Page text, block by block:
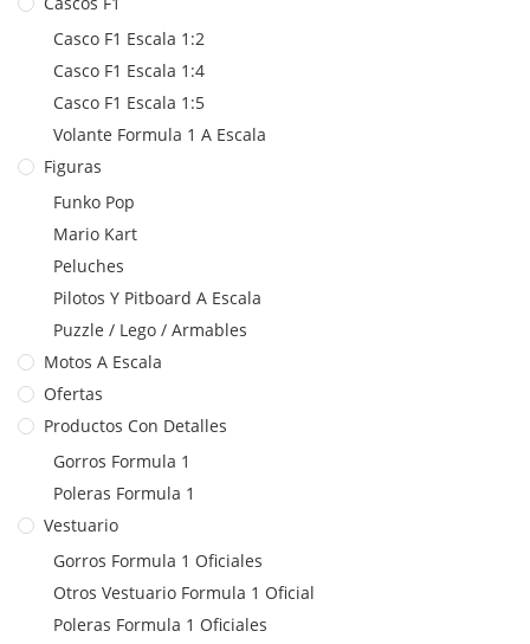
Casco F1 Escala 1:2
Casco F1 Escala 1:4
Casco F1 Escala 1:5
Volante Formula 1 A Escala
Figuras
Funko Pop
Mario Kart
Peluches
Pilotos Y Pitboard A Escala
Puzzle / Lego / Armables
Motos A Escala
Ofertas
Productos Con Detalles
Gorros Formula 1
Poleras Formula 1
Vestuario
Gorros Formula 1 Oficiales
Otros Vestuario Formula 1 Oficial
Poleras Formula 1 Oficiales